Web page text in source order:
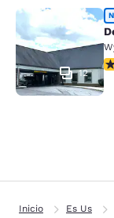
Deluxe
12
Inicio Es Us